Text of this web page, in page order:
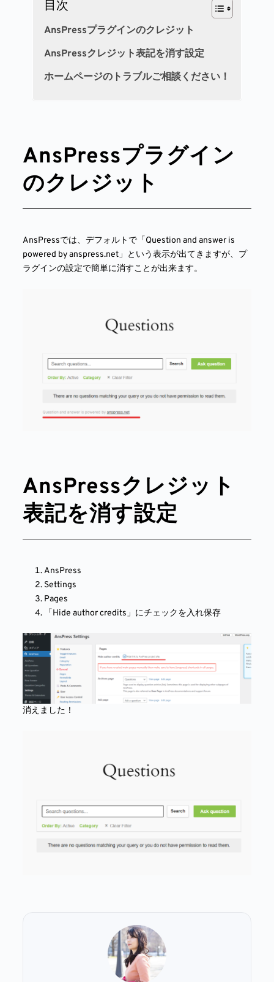
目次
AnsPressプラグインのクレジット
AnsPressクレジット表記を消す設定
ホームページのトラブルご相談ください！
AnsPressプラグイン
のクレジット
AnsPressでは、デフォルトで「Question and answer is
powered by anspress.net」という表示が出てきますが、プ
ラグインの設定で簡単に消すことが出来ます。
AnsPressクレジット
表記を消す設定
AnsPress
Settings
Pages
「Hide author credits」にチェックを入れ保存
消えました！